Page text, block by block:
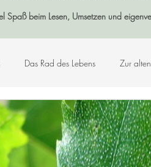
Spaß beim Lesen, Umsetzen und
Das Rad des Lebens Zur
Log-Buch Garten Wald
Chakralehre Angelart